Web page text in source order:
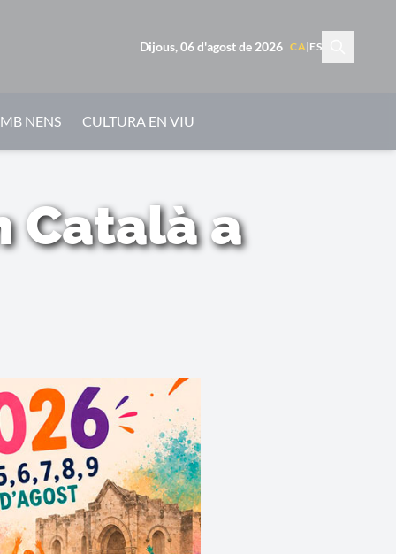
Dijous, 06 d'agost de 2026 CA| ES
NENS CULTURA EN VIU
Català a